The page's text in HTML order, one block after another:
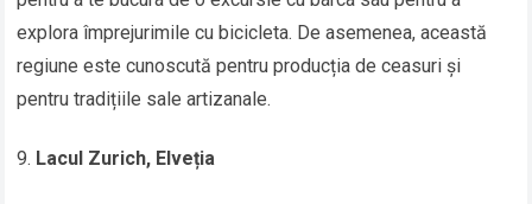
explora împrejurimile cu bicicleta. De asemenea, această
regiune este cunoscută pentru producția de ceasuri și
pentru tradițiile sale artizanale.
Lacul Zurich, Elveția